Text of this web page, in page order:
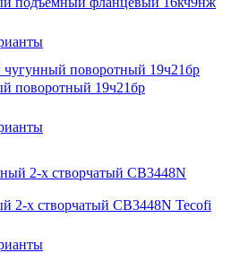
поворотный 19ч21бр
2-х створчатый CB3448N Tecofi